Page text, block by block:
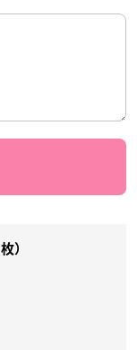
）